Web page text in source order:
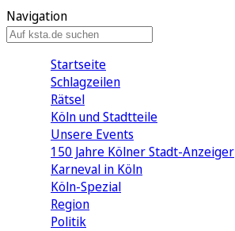
Navigation
Startseite
Schlagzeilen
Rätsel
Köln und Stadtteile
Unsere Events
150 Jahre Kölner Stadt-Anzeiger
Karneval in Köln
Köln-Spezial
Region
Politik